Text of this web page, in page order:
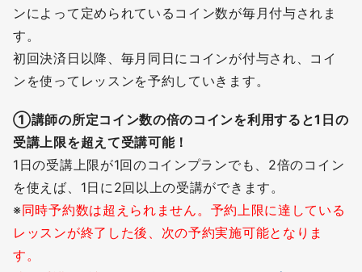
ンによって定められているコイン数が毎月付与されま
す。
初回決済日以降、毎月同日にコインが付与され、コイ
ンを使ってレッスンを予約していきます。
①講師の所定コイン数の倍のコインを利用すると1日の
受講上限を超えて受講可能！
1日の受講上限が1回のコインプランでも、2倍のコイン
を使えば、1日に2回以上の受講ができます。
※同時予約数は超えられません。予約上限に達している
レッスンが終了した後、次の予約実施可能となりま
す。